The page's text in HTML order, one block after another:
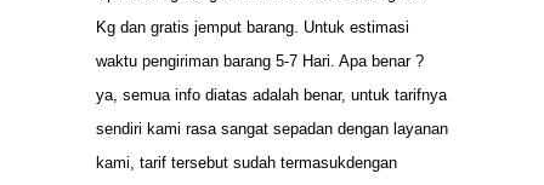
Kg dan gratis jemput barang. Untuk estimasi
waktu pengiriman barang 5-7 Hari. Apa benar ?
ya, semua info diatas adalah benar, untuk tarifnya
sendiri kami rasa sangat sepadan dengan layanan
kami, tarif tersebut sudah termasukdengan